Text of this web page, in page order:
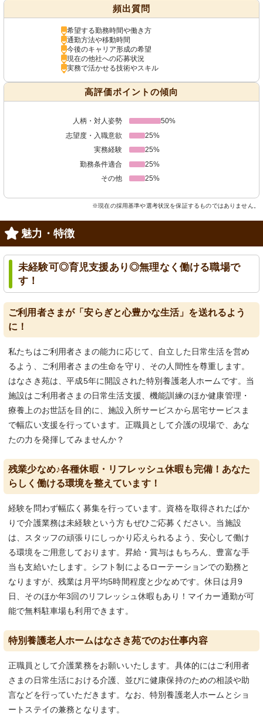
頻出質問
希望する勤務時間や働き方
通勤方法や移動時間
今後のキャリア形成の希望
現在の他社への応募状況
実務で活かせる技術やスキル
高評価ポイントの傾向
人柄・対人姿勢
50%
志望度・入職意欲
25%
実務経験
25%
勤務条件適合
25%
その他
25%
※現在の採用基準や選考状況を保証するものではありません。
魅力・特徴
未経験可◎育児支援あり◎無理なく働ける職場で
す！
ご利用者さまが「安らぎと心豊かな生活」を送れるよう
に！
私たちはご利用者さまの能力に応じて、自立した日常生活を営め
るよう、ご利用者さまの生命を守り、その人間性を尊重します。
はなさき苑は、平成5年に開設された特別養護老人ホームです。当
施設はご利用者さまの日常生活支援、機能訓練のほか健康管理・
療養上のお世話を目的に、施設入所サービスから居宅サービスま
で幅広い支援を行っています。正職員として介護の現場で、あな
たの力を発揮してみませんか？
残業少なめ♪各種休暇・リフレッシュ休暇も完備！あなた
らしく働ける環境を整えています！
経験を問わず幅広く募集を行っています。資格を取得されたばか
りで介護業務は未経験という方もぜひご応募ください。当施設
は、スタッフの頑張りにしっかり応えられるよう、安心して働け
る環境をご用意しております。昇給・賞与はもちろん、豊富な手
当も支給いたします。シフト制によるローテーションでの勤務と
なりますが、残業は月平均5時間程度と少なめです。休日は月9
日、そのほか年3回のリフレッシュ休暇もあり！マイカー通勤が可
能で無料駐車場も利用できます。
特別養護老人ホームはなさき苑でのお仕事内容
正職員として介護業務をお願いいたします。具体的にはご利用者
さまの日常生活における介護、並びに健康保持のための相談や助
言などを行っていただきます。なお、特別養護老人ホームとショ
ートステイの兼務となります。